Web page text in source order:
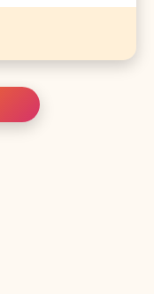
つだ ともこ）先生です。 従
容医療に携わり約10年、